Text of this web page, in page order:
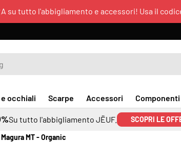
su tutto l'abbigliamento e accessori! Usa il
occhiali Scarpe Accessori Componenti
Su tutto l'abbigliamento JËUF. SCOPRI LE
MT - Organic